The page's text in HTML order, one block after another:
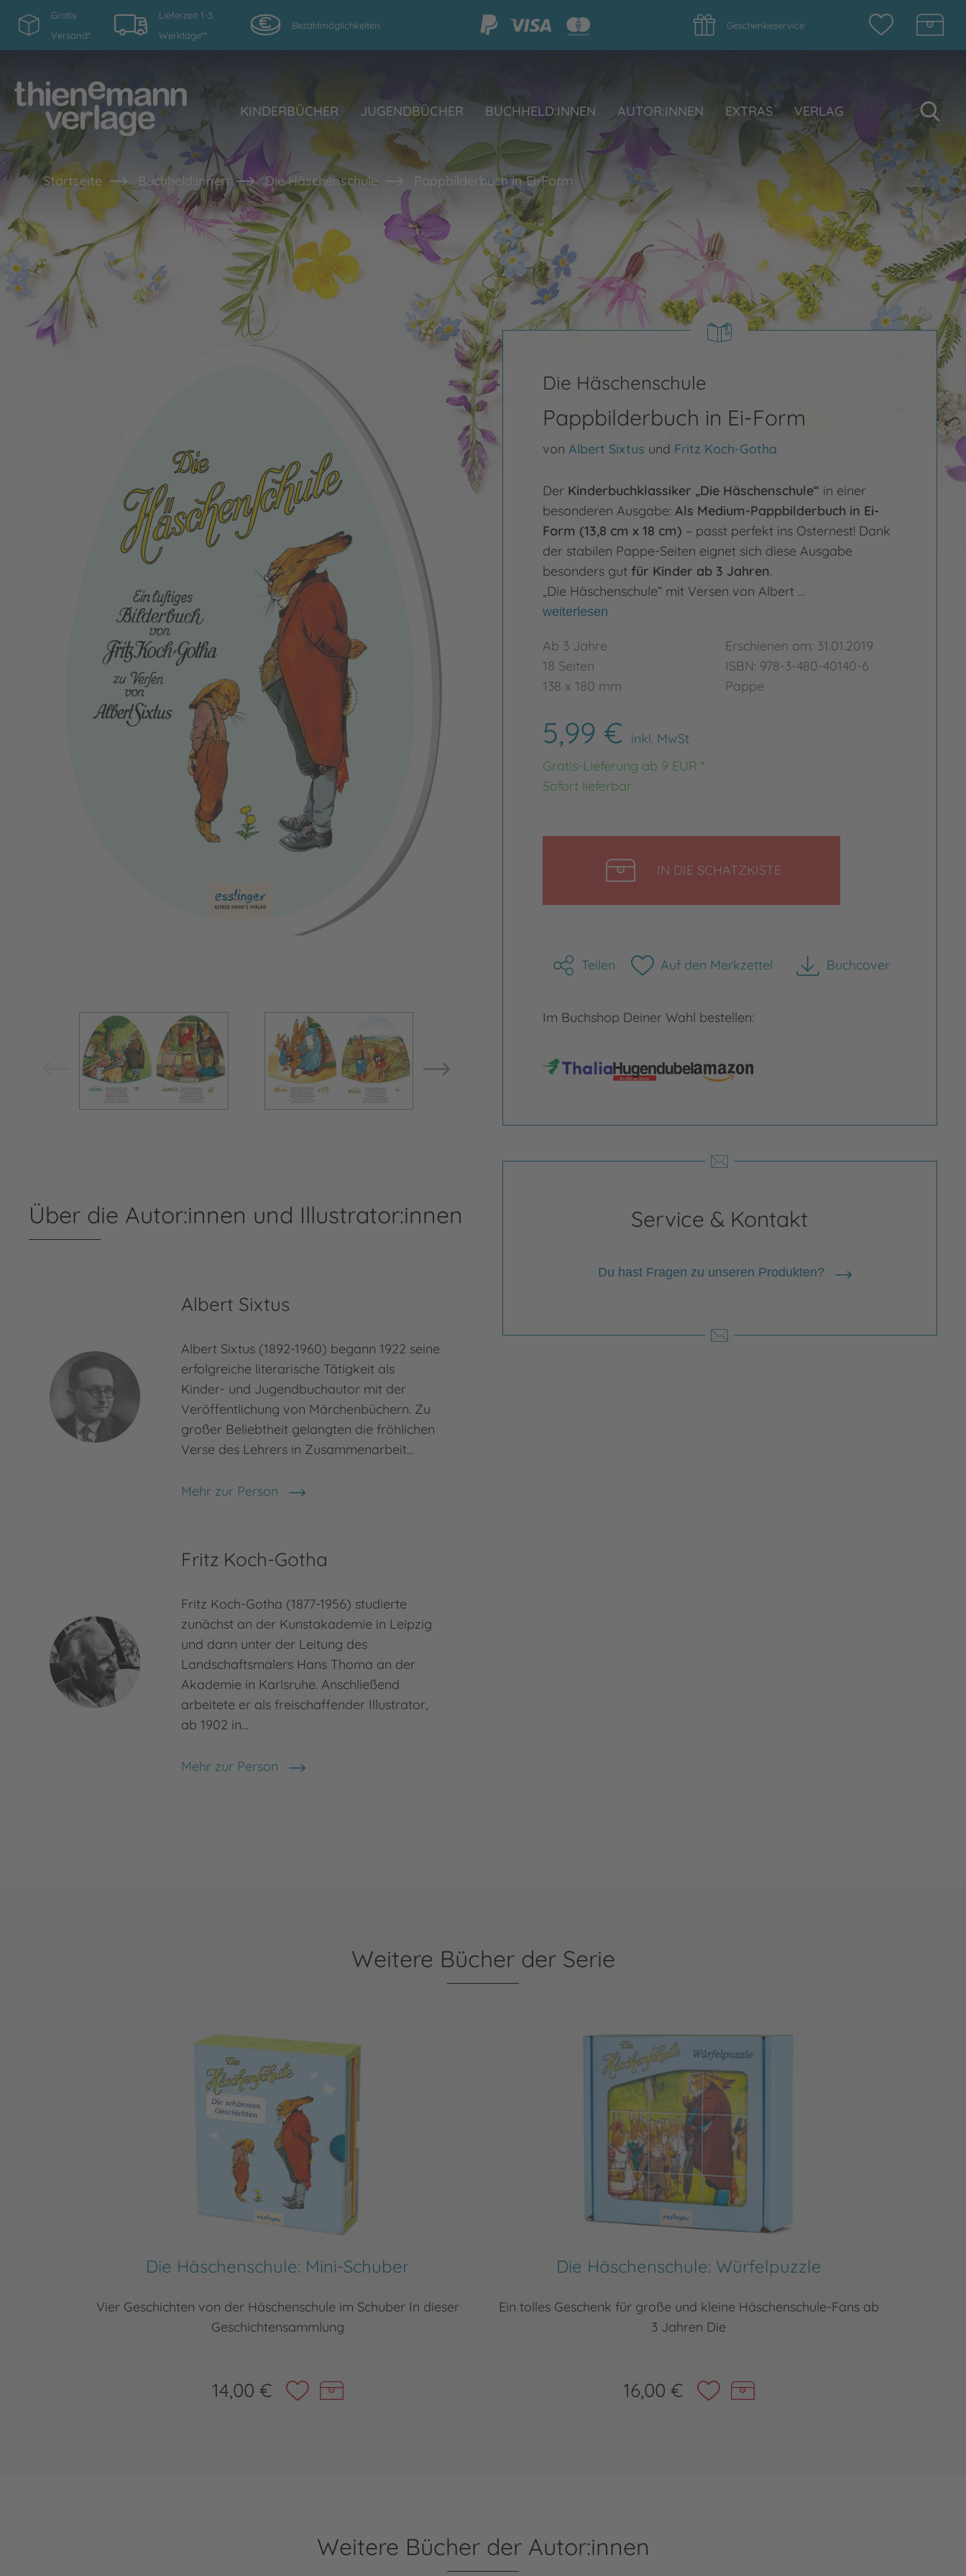
Gratis
Versand*
Lieferzeit 1-3
Werktage**
Bezahlmöglichkeiten Geschenkeservice
KINDERBÜCHER JUGENDBÜCHER BUCHHELD:INNEN AUTOR:INNEN EXTRAS VERLAG
Startseite Buchheld:innen Die Häschenschule Pappbilderbuch in Ei-Form
Bild vergrößern Bild vergrößern
Die Häschenschule
Pappbilderbuch in Ei-Form
von Albert Sixtus und Fritz Koch-Gotha
Der Kinderbuchklassiker „Die Häschenschule“ in einer
besonderen Ausgabe: Als Medium-Pappbilderbuch in Ei-
Form (13,8 cm x 18 cm) – passt perfekt ins Osternest! Dank
der stabilen Pappe-Seiten eignet sich diese Ausgabe
besonders gut für Kinder ab 3 Jahren.
„Die Häschenschule“ mit Versen von Albert …
weiterlesen
Ab 3 Jahre
18 Seiten
138 x 180 mm
Erschienen am: 31.01.2019
ISBN: 978-3-480-40140-6
Pappe
5,99 € inkl. MwSt
Gratis-Lieferung ab 9 EUR *
Sofort lieferbar
IN DIE SCHATZKISTE
Teilen Auf den Merkzettel Buchcover
herunterladen
Im Buchshop Deiner Wahl bestellen:
Service & Kontakt
Du hast Fragen zu unseren Produkten?
Über die Autor:innen und Illustrator:innen
Albert Sixtus
Albert Sixtus (1892-1960) begann 1922 seine
erfolgreiche literarische Tätigkeit als
Kinder- und Jugendbuchautor mit der
Veröffentlichung von Märchenbüchern. Zu
großer Beliebtheit gelangten die fröhlichen
Verse des Lehrers in Zusammenarbeit…
Mehr zur Person
Albert Sixtus
Fritz Koch-Gotha
Fritz Koch-Gotha (1877-1956) studierte
zunächst an der Kunstakademie in Leipzig
und dann unter der Leitung des
Landschaftsmalers Hans Thoma an der
Akademie in Karlsruhe. Anschließend
arbeitete er als freischaffender Illustrator,
ab 1902 in…
Mehr zur Person
Fritz Koch-Gotha
Weitere Bücher der Serie
Die Häschenschule: Mini-Schuber
Vier Geschichten von der Häschenschule im Schuber In dieser
Geschichtensammlung
14,00 €
Die Häschenschule: Würfelpuzzle
Ein tolles Geschenk für große und kleine Häschenschule-Fans ab
3 Jahren Die
16,00 €
Weitere Bücher der Autor:innen